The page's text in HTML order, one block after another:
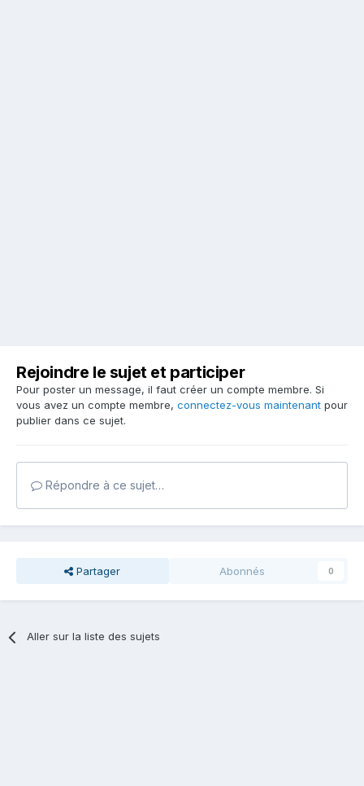
Rejoindre le sujet et participer
Pour poster un message, il faut créer un compte membre. Si
vous avez un compte membre, connectez-vous maintenant pour
publier dans ce sujet.
Répondre à ce sujet…
Partager Abonnés 0
Aller sur la liste des sujets